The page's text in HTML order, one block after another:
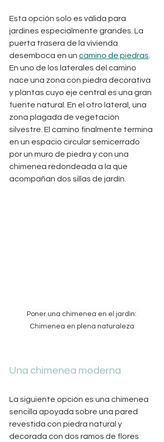
Esta opción solo es válida para
jardines especialmente grandes. La
puerta trasera de la vivienda
desemboca en un camino de piedras
En uno de los laterales del camino
nace una zona con piedra decorativa
y plantas cuyo eje central es una gran
fuente natural. En el otro lateral, una
zona plagada de vegetación
silvestre. El camino finalmente termina
en un espacio circular semicerrado
por un muro de piedra y con una
chimenea redondeada a la que
acompañan dos sillas de jardín.
Poner una chimenea en el jardín:
Chimenea en plena naturaleza
Una chimenea moderna
La siguiente opción es una chimenea
sencilla apoyada sobre una pared
revestida con piedra natural y
decorada con dos ramos de flores